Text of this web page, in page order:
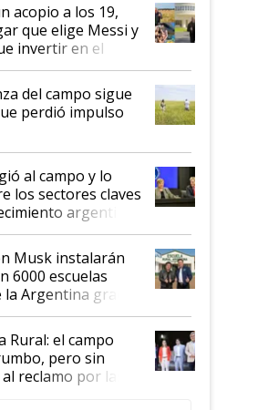
acopio a los 19,
que elige Messi y
invertir en el
era como "darle
para droga":
el libertario
dura crisis salió
del campo sigue
perdió impulso
al campo y lo
los sectores claves
argentino
Musk instalarán
6000 escuelas
Argentina gracias
con Starlink
Rural: el campo
pero sin
reclamo por las